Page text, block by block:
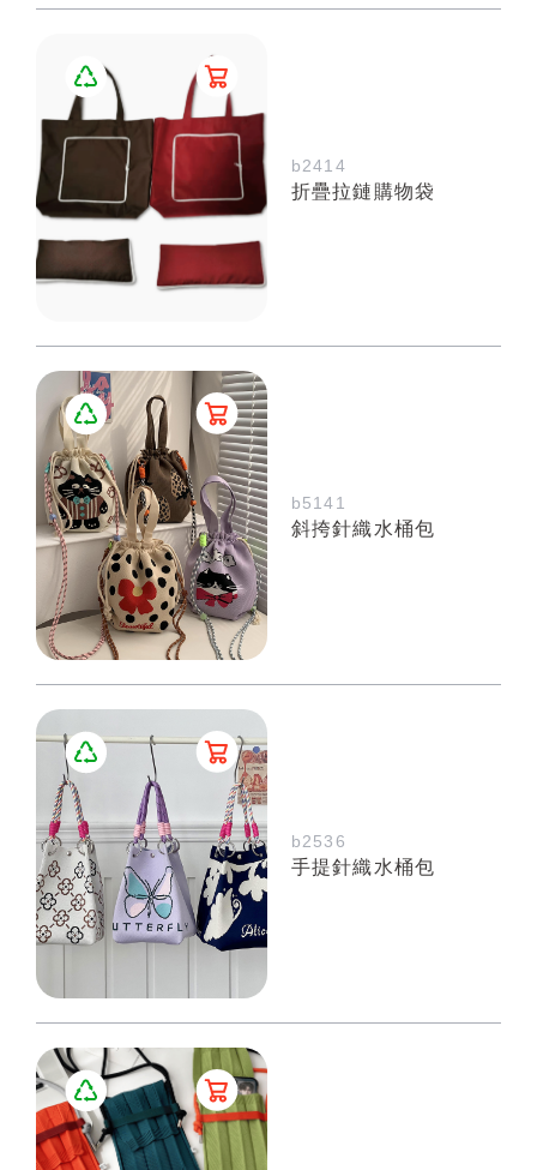
b2414
折疊拉鏈購物袋
b5141
斜挎針織水桶包
b2536
手提針織水桶包